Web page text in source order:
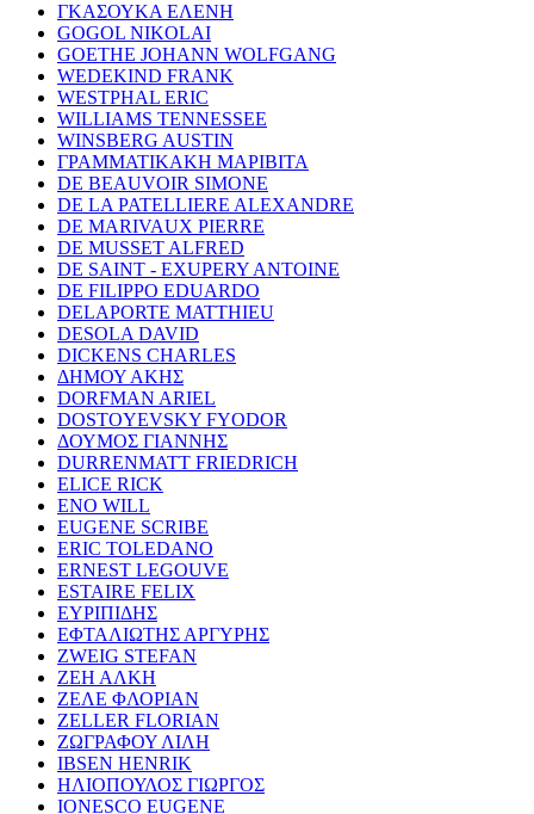
ΓΚΑΣΟΥΚΑ ΕΛΕΝΗ
GOGOL NIKOLAI
GOETHE JOHANN WOLFGANG
WEDEKIND FRANK
WESTPHAL ERIC
WILLIAMS TENNESSEE
WINSBERG AUSTIN
ΓΡΑΜΜΑΤΙΚΑΚΗ ΜΑΡΙΒΙΤΑ
DE BEAUVOIR SIMONE
DE LA PATELLIERE ALEXANDRE
DE MARIVAUX PIERRE
DE MUSSET ALFRED
DE SAINT - EXUPERY ANTOINE
DE FILIPPO EDUARDO
DELAPORTE MATTHIEU
DESOLA DAVID
DICKENS CHARLES
ΔΗΜΟΥ ΑΚΗΣ
DORFMAN ARIEL
DOSTOYEVSKY FYODOR
ΔΟΥΜΟΣ ΓΙΑΝΝΗΣ
DURRENMATT FRIEDRICH
ELICE RICK
ENO WILL
EUGENE SCRIBE
ERIC TOLEDANO
ERNEST LEGOUVE
ESTAIRE FELIX
ΕΥΡΙΠΙΔΗΣ
ΕΦΤΑΛΙΩΤΗΣ ΑΡΓΥΡΗΣ
ZWEIG STEFAN
ΖΕΗ ΑΛΚΗ
ΖΕΛΕ ΦΛΟΡΙΑΝ
ZELLER FLORIAN
ΖΩΓΡΑΦΟΥ ΛΙΛΗ
IBSEN HENRIK
ΗΛΙΟΠΟΥΛΟΣ ΓΙΩΡΓΟΣ
IONESCO EUGENE